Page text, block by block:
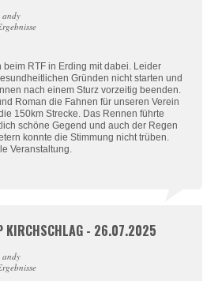
beim RTF in Erding mit dabei. Leider
Gründen nicht starten und
nach einem Sturz vorzeitig beenden.
Roman die Fahnen für unseren Verein
150km Strecke. Das Rennen führte
schöne Gegend und auch der Regen
konnte die Stimmung nicht trüben.
Veranstaltung.
KIRCHSCHLAG - 26.07.2025